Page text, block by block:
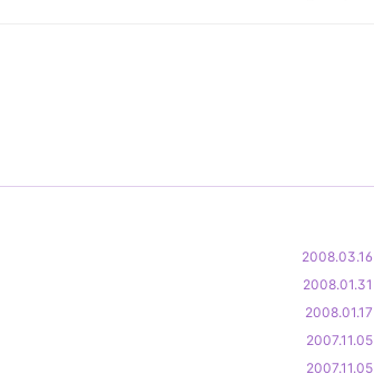
2008.03.16
2008.01.31
2008.01.17
2007.11.05
2007.11.05